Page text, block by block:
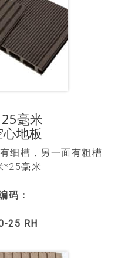
毫米
地板
细槽，另一面有粗槽
*25毫米
码：
25 RH